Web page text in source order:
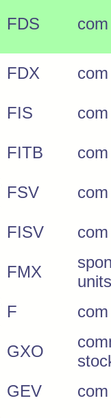
FDS com
FDX
com
FIS
com
FITB
com
FSV
com
FISV
com
FMX
units
F
com
GXO
GEV
com